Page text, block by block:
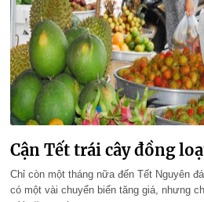
Cận Tết trái cây đồng
Chỉ còn một tháng nữa đến Tết Nguyên
có một vài chuyển biến tăng giá, nhưng